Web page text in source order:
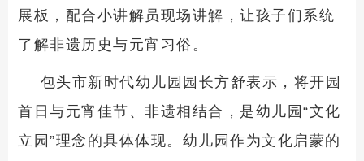
展板，配合小讲解员现场讲解，让孩子们系统
了解非遗历史与元宵习俗。
包头市新时代幼儿园园长方舒表示，将开园
首日与元宵佳节、非遗相结合，是幼儿园“文化
立园”理念的具体体现。幼儿园作为文化启蒙的